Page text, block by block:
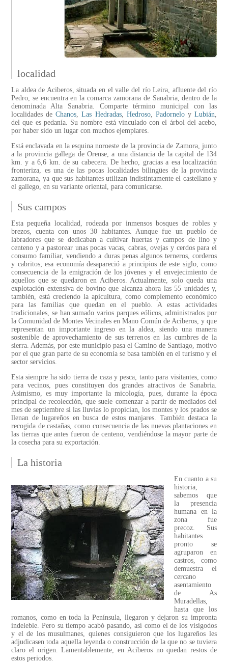
localidad
La aldea de Aciberos, situada en el valle del río Leira, afluente del río
Pedro, se encuentra en la comarca zamorana de Sanabria, dentro de la
denominada Alta Sanabria. Comparte término municipal con las
localidades deChanos,Las Hedradas, Hedroso, Padorneloy Lubián,
del que es pedanía. Su nombre está vinculado con el árbol del acebo,
por haber sido un lugar con muchos ejemplares.
Está enclavada en la esquina noroeste de la provincia de Zamora, junto
a la provincia gallega de Orense, a una distancia de la capital de 134
km. y a 6,6 km. de su cabecera. De hecho, gracias a esa localización
fronteriza, es una de las pocas localidades bilingües de la provincia
zamorana, ya que sus habitantes utilizan indistintamente el castellano y
el gallego, en su variante oriental, para comunicarse.
Sus campos
Esta pequeña localidad, rodeada por inmensos bosques de robles y
brezos, cuenta con unos 30 habitantes. Aunque fue un pueblo de
labradores que se dedicaban a cultivar huertas y campos de lino y
centeno y a pastorear unas pocas vacas, cabras, ovejas y cerdos para el
consumo familiar, vendiendo a duras penas algunos terneros, corderos
y cabritos; esa economía desapareció a principios de este siglo, como
consecuencia de la emigración de los jóvenes y el envejecimiento de
aquellos que se quedaron en Aciberos. Actualmente, solo queda una
explotación extensiva de bovino que alcanza ahora las 55 unidades y,
también, está creciendo la apicultura, como complemento económico
para las familias que quedan en el pueblo. A estas actividades
tradicionales, se han sumado varios parques eólicos, administrados por
la Comunidad de Montes Vecinales en Mano Común de Aciberos, y que
representan un importante ingreso en la aldea, siendo una manera
sostenible de aprovechamiento de sus terrenos en las cumbres de la
sierra. Además, por este municipio pasa el Camino de Santiago, motivo
por el que gran parte de su economía se basa también en el turismo y el
sector servicios.
Esta siempre ha sido tierra de caza y pesca, tanto para visitantes, como
para vecinos, pues constituyen dos grandes atractivos de Sanabria.
Asimismo, es muy importante la micología, pues, durante la época
principal de recolección, que suele comenzar a partir de mediados del
mes de septiembre si las lluvias lo propician, los montes y los prados se
llenan de lugareños en busca de estos manjares. También destaca la
recogida de castañas, como consecuencia de las nuevas plantaciones en
las tierras que antes fueron de centeno, vendiéndose la mayor parte de
la cosecha para su exportación.
La historia
En cuanto a su
historia,
sabemos que
la presencia
humana en la
zona fue
precoz. Sus
habitantes
pronto se
agruparon en
castros, como
demuestra el
cercano
asentamiento
de As
Muradellas,
hasta que los
romanos, como en toda la Península, llegaron y dejaron su impronta
indeleble. Pero su tiempo acabó pasando, así como el de los visigodos
y el de los musulmanes, quienes consiguieron que los lugareños les
adjudicasen toda aquella leyenda o construcción de la que no se tuviera
claro el origen. Lamentablemente, en Aciberos no quedan restos de
estos periodos.